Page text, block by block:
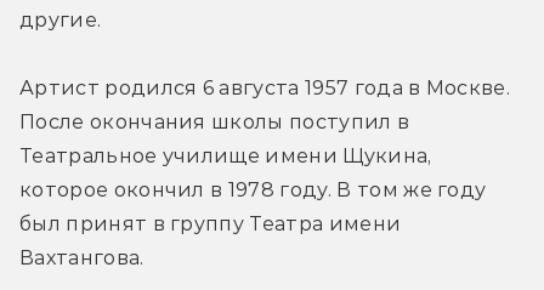
другие.
Артист родился 6 августа 1957 года в Москве.
После окончания школы поступил в
Театральное училище имени Щукина,
которое окончил в 1978 году. В том же году
был принят в группу Театра имени
Вахтангова.